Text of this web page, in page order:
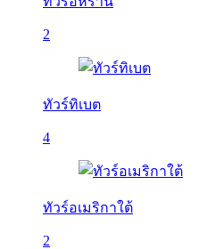
2
ทัวร์ทิเบต
4
ทัวร์อเมริกาใต้
2